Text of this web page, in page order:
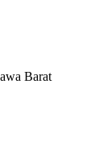
Barat